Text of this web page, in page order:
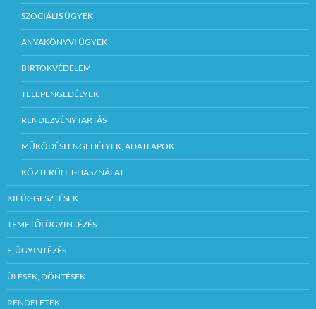
SZOCIÁLIS ÜGYEK
ANYAKÖNYVI ÜGYEK
BIRTOKVÉDELEM
TELEPENGEDÉLYEK
RENDEZVÉNYTARTÁS
MŰKÖDÉSI ENGEDÉLYEK, ADATLAPOK
KÖZTERÜLET-HASZNÁLAT
KIFÜGGESZTÉSEK
TEMETŐI ÜGYINTÉZÉS
E-ÜGYINTÉZÉS
ÜLÉSEK, DÖNTÉSEK
RENDELETEK